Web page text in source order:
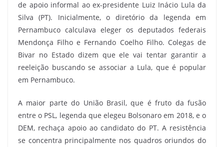
de apoio informal ao ex-presidente Luiz Inácio Lula da
Silva (PT). Inicialmente, o diretório da legenda em
Pernambuco calculava eleger os deputados federais
Mendonça Filho e Fernando Coelho Filho. Colegas de
Bivar no Estado dizem que ele vai tentar garantir a
reeleição buscando se associar a Lula, que é popular
em Pernambuco.
A maior parte do União Brasil, que é fruto da fusão
entre o PSL, legenda que elegeu Bolsonaro em 2018, e o
DEM, rechaça apoio ao candidato do PT. A resistência
se concentra principalmente nos quadros oriundos do